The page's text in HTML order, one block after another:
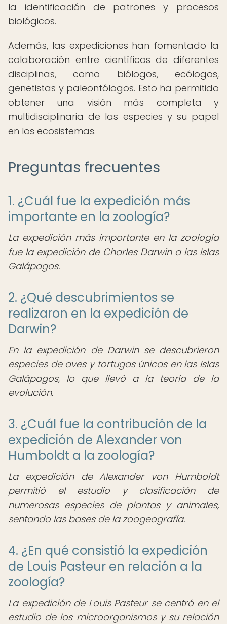
la identificación de patrones y procesos
biológicos.
Además, las expediciones han fomentado la
colaboración entre científicos de diferentes
disciplinas, como biólogos, ecólogos,
genetistas y paleontólogos. Esto ha permitido
obtener una visión más completa y
multidisciplinaria de las especies y su papel
en los ecosistemas.
Preguntas frecuentes
1. ¿Cuál fue la expedición más
importante en la zoología?
La expedición más importante en la zoología
fue la expedición de Charles Darwin a las Islas
Galápagos.
2. ¿Qué descubrimientos se
realizaron en la expedición de
Darwin?
En la expedición de Darwin se descubrieron
especies de aves y tortugas únicas en las Islas
Galápagos, lo que llevó a la teoría de la
evolución.
3. ¿Cuál fue la contribución de la
expedición de Alexander von
Humboldt a la zoología?
La expedición de Alexander von Humboldt
permitió el estudio y clasificación de
numerosas especies de plantas y animales,
sentando las bases de la zoogeografía.
4. ¿En qué consistió la expedición
de Louis Pasteur en relación a la
zoología?
La expedición de Louis Pasteur se centró en el
estudio de los microorganismos y su relación